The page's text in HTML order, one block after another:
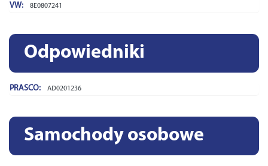
VW: 8E0807241
Odpowiedniki
PRASCO: AD0201236
Samochody osobowe